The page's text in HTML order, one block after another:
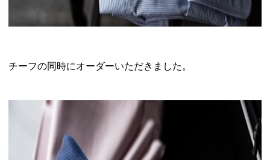
チーフの同時にオーダーいただきました。